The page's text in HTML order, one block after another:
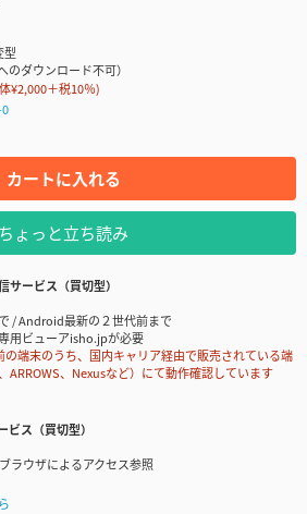
型
のダウンロード不可）
¥2,000＋税10％)
カートに入れる
ちょっと立ち読み
サービス（買切型）
/ Android最新の２世代前まで
用ビューアisho.jpが必要
端末のうち、国内キャリア経由で販売されている端
ARROWS、Nexusなど）にて動作確認しています
ビス（買切型）
ラウザによるアクセス参照